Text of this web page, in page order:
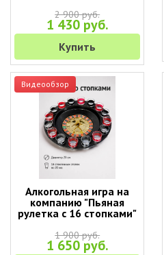
2 900 руб.
1 430 руб.
Купить
Видеообзор
Алкогольная игра на
компанию "Пьяная
рулетка с 16 стопками"
1 900 руб.
1 650 руб.